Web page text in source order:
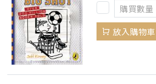
放入購物車